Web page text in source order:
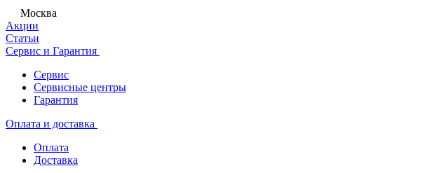
Москва
Акции
Статьи
Сервис и Гарантия
Сервис
Сервисные центры
Гарантия
Оплата и доставка
Оплата
Доставка